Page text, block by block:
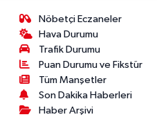
Nöbetçi Eczaneler
Hava Durumu
Trafik Durumu
Puan Durumu ve Fikstür
Tüm Manşetler
Son Dakika Haberleri
Haber Arşivi